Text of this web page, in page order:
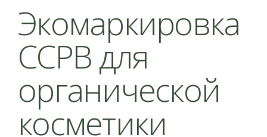
Экомаркировка
CCPB для
органической
косметики